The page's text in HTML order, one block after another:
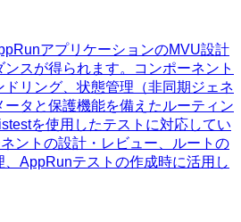
アプリケーションのMVU設計
スが得られます。コンポーネント
リング、状態管理（非同期ジェネ
ータと保護機能を備えたルーティン
を使用したテストに対応してい
ントの設計・レビュー、ルートの
AppRunテストの作成時に活用し